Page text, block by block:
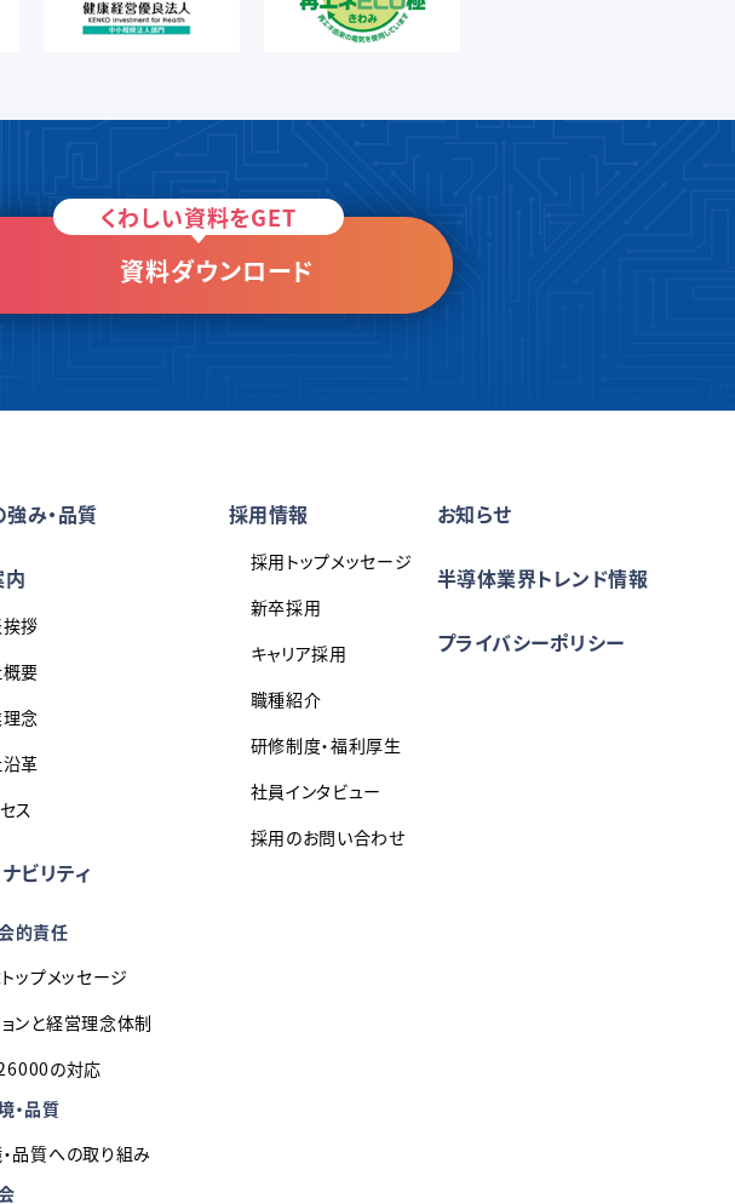
くわしい資料をGET
資料ダウンロード
み・品質
拶
要
念
革
ス
ビリティ
的責任
ップメッセージ
ンと経営理念体制
の対応
・品質
品質への取り組み
採用情報
採用トップメッセージ
新卒採用
キャリア採用
職種紹介
研修制度・福利厚生
社員インタビュー
採用のお問い合わせ
お知らせ
半導体業界トレンド情報
プライバシーポリシー